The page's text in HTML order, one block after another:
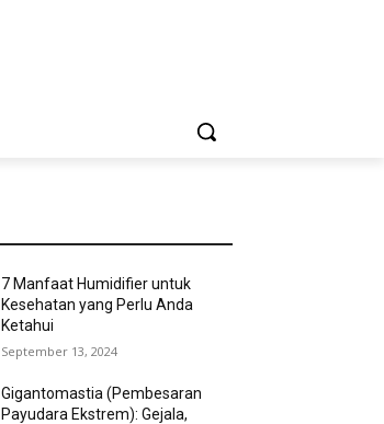
7 Manfaat Humidifier untuk
Kesehatan yang Perlu Anda
Ketahui
September 13, 2024
Gigantomastia (Pembesaran
Payudara Ekstrem): Gejala,